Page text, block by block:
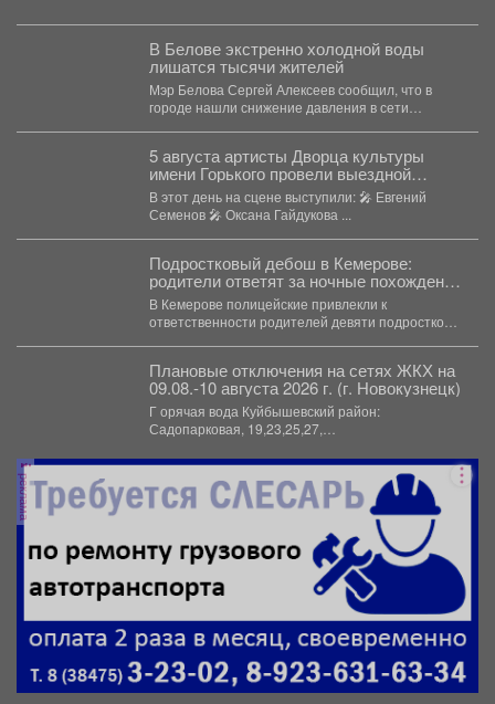
В Белове экстренно холодной воды
лишатся тысячи жителей
Мэр Белова Сергей Алексеев сообщил, что в
городе нашли снижение давления в сети
5 августа артисты Дворца культуры
имени Горького провели выездной
концерт в реабилитационном центре
«Топаз».
В этот день на сцене выступили: 🎤 Евгений
Семенов 🎤 Оксана Гайдукова ...
Подростковый дебош в Кемерове:
родители ответят за ночные похождения
детей
В Кемерове полицейские привлекли к
ответственности родителей девяти подростков.
Плановые отключения на сетях ЖКХ на
09.08.-10 августа 2026 г. (г. Новокузнецк)
Г орячая вода Куйбышевский район:
Садопарковая, 19,23,25,27,
реклама